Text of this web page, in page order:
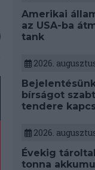
Amerikai
az USA-ba
tank
2026.
bírságot
tendere
2026.
Évekig
tonna